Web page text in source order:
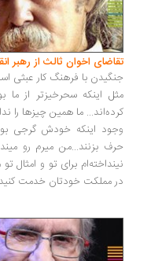
اخوان ثالث از رهبر انقلاب
با فرهنگ کار عبثی است... این
اینکه سحرخیزتر از ما
ما همین چیزها را نداریم.
اینکه خودش گرجی بود،
بزنند...من میرم رو میندازم
برای تو و امثال تو میرم
مملکت خودتان خدمت کنید...